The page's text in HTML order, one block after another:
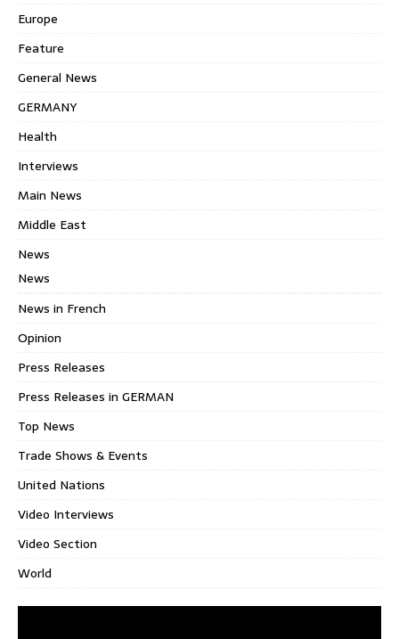
Europe
Feature
General News
GERMANY
Health
Interviews
Main News
Middle East
News
News
News in French
Opinion
Press Releases
Press Releases in GERMAN
Top News
Trade Shows & Events
United Nations
Video Interviews
Video Section
World